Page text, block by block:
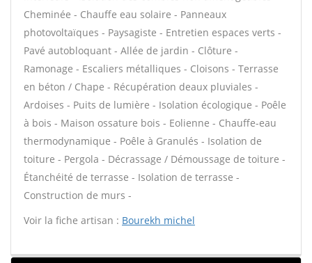
Cheminée - Chauffe eau solaire - Panneaux
photovoltaïques - Paysagiste - Entretien espaces verts -
Pavé autobloquant - Allée de jardin - Clôture -
Ramonage - Escaliers métalliques - Cloisons - Terrasse
en béton / Chape - Récupération deaux pluviales -
Ardoises - Puits de lumière - Isolation écologique - Poêle
à bois - Maison ossature bois - Eolienne - Chauffe-eau
thermodynamique - Poêle à Granulés - Isolation de
toiture - Pergola - Décrassage / Démoussage de toiture -
Étanchéité de terrasse - Isolation de terrasse -
Construction de murs -
Voir la fiche artisan : Bourekh michel